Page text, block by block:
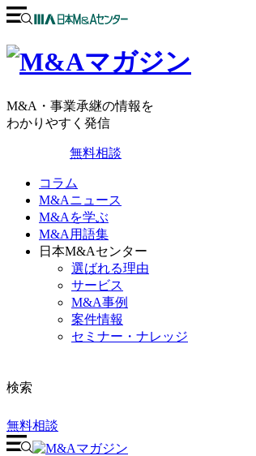
M&A・事業承継の情報を
わかりやすく発信
無料相談
コラム
M&Aニュース
M&Aを学ぶ
M&A用語集
日本M&Aセンター
選ばれる理由
サービス
M&A事例
案件情報
セミナー・ナレッジ
検索
無料相談